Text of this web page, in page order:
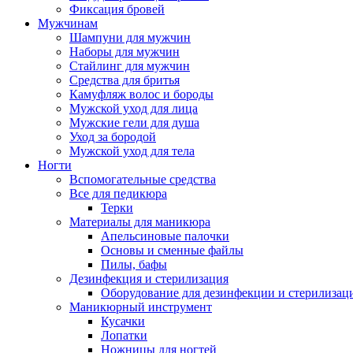
Фиксация бровей
Мужчинам
Шампуни для мужчин
Наборы для мужчин
Стайлинг для мужчин
Средства для бритья
Камуфляж волос и бороды
Мужской уход для лица
Мужские гели для душа
Уход за бородой
Мужской уход для тела
Ногти
Вспомогательные средства
Все для педикюра
Терки
Материалы для маникюра
Апельсиновые палочки
Основы и сменные файлы
Пилы, бафы
Дезинфекция и стерилизация
Оборудование для дезинфекции и
Маникюрный инструмент
Кусачки
Лопатки
Ножницы для ногтей